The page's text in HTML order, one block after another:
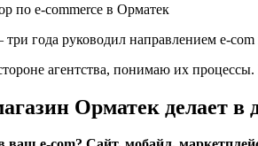
по e-commerce в Орматек
года руководил направлением e-
агентства, понимаю их
Орматек делает в